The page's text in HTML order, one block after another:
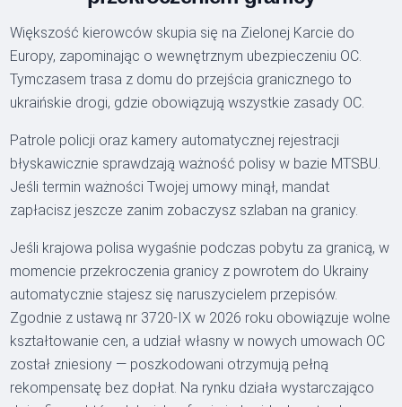
Większość kierowców skupia się na Zielonej Karcie do
Europy, zapominając o wewnętrznym ubezpieczeniu OC.
Tymczasem trasa z domu do przejścia granicznego to
ukraińskie drogi, gdzie obowiązują wszystkie zasady OC.
Patrole policji oraz kamery automatycznej rejestracji
błyskawicznie sprawdzają ważność polisy w bazie MTSBU.
Jeśli termin ważności Twojej umowy minął, mandat
zapłacisz jeszcze zanim zobaczysz szlaban na granicy.
Jeśli krajowa polisa wygaśnie podczas pobytu za granicą, w
momencie przekroczenia granicy z powrotem do Ukrainy
automatycznie stajesz się naruszycielem przepisów.
Zgodnie z ustawą nr 3720-IX w 2026 roku obowiązuje wolne
kształtowanie cen, a udział własny w nowych umowach OC
został zniesiony — poszkodowani otrzymują pełną
rekompensatę bez dopłat. Na rynku działa wystarczająco